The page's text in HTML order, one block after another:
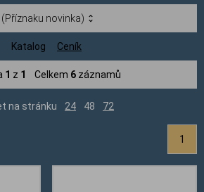
(Příznaku novinka)
Katalog Ceník
1 z 1 Celkem 6 záznamů
na stránku 24 48 72
1